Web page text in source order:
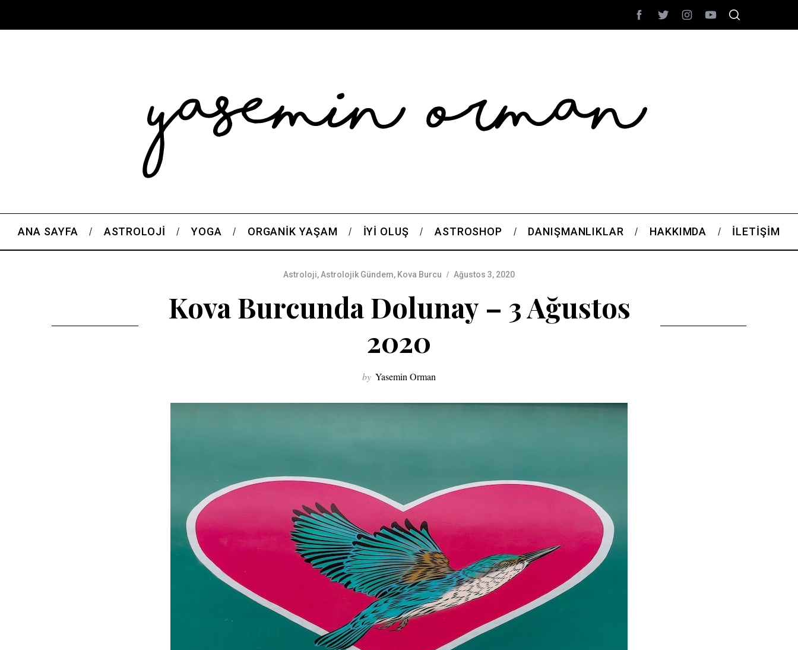
ANA SAYFA ASTROLOJI YOGA ORGANIK YAŞAM İYI OLUŞ ASTROSHOP DANIŞMANLIKLAR HAKKIMDA İLETIŞIM
Astroloji,Astrolojik Gündem, Kova Burcu Ağustos 3, 2020
Kova Burcunda Dolunay – 3 Ağustos
2020
by Yasemin Orman